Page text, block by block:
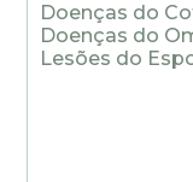
Doenças do
Doenças do
Lesões do